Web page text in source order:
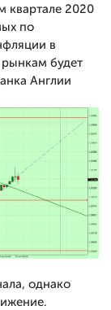
квартале 2020
по
в
будет
Англии
однако